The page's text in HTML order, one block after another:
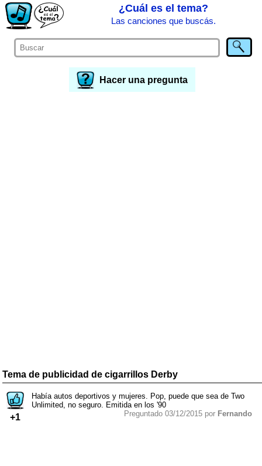
¿Cuál es el tema?
Las canciones que buscás.
Hacer una pregunta
Tema de publicidad de cigarrillos Derby
+1
Había autos deportivos y mujeres. Pop, puede que sea de Two
Unlimited, no seguro. Emitida en los '90
Preguntado 03/12/2015 por Fernando